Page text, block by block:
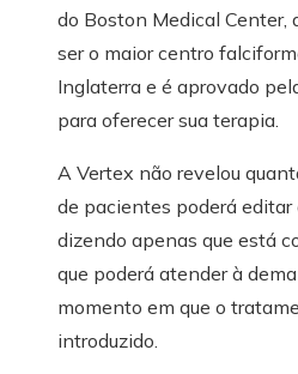
do Boston Medical Center,
ser o maior centro
Inglaterra e é aprovado
para oferecer sua terapia.
A Vertex não revelou
de pacientes poderá editar
dizendo apenas que está
que poderá atender à
momento em que o
introduzido.